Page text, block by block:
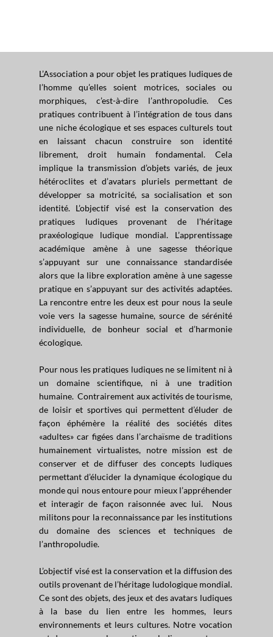
L’Association a pour objet les pratiques ludiques de
l’homme qu’elles soient motrices, sociales ou
morphiques, c’est-à-dire l’anthropoludie. Ces
pratiques contribuent à l’intégration de tous dans
une niche écologique et ses espaces culturels tout
en laissant chacun construire son identité
librement, droit humain fondamental. Cela
implique la transmission d’objets variés, de jeux
hétéroclites et d’avatars pluriels permettant de
développer sa motricité, sa socialisation et son
identité. L’objectif visé est la conservation des
pratiques ludiques provenant de l’héritage
praxéologique ludique mondial. L’apprentissage
académique amène à une sagesse théorique
s’appuyant sur une connaissance standardisée
alors que la libre exploration amène à une sagesse
pratique en s’appuyant sur des activités adaptées.
La rencontre entre les deux est pour nous la seule
voie vers la sagesse humaine, source de sérénité
individuelle, de bonheur social et d’harmonie
écologique.
Pour nous les pratiques ludiques ne se limitent ni à
un domaine scientifique, ni à une tradition
humaine. Contrairement aux activités de tourisme,
de loisir et sportives qui permettent d’éluder de
façon éphémère la réalité des sociétés dites
«adultes» car figées dans l’archaïsme de traditions
humainement virtualistes, notre mission est de
conserver et de diffuser des concepts ludiques
permettant d’élucider la dynamique écologique du
monde qui nous entoure pour mieux l’appréhender
et interagir de façon raisonnée avec lui. Nous
militons pour la reconnaissance par les institutions
du domaine des sciences et techniques de
l’anthropoludie.
L’objectif visé est la conservation et la diffusion des
outils provenant de l’héritage ludologique mondial.
Ce sont des objets, des jeux et des avatars ludiques
à la base du lien entre les hommes, leurs
environnements et leurs cultures. Notre vocation